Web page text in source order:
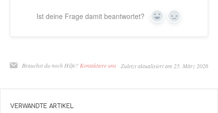
Ist deine Frage damit beantwortet? Ja Nein
Brauchst du noch Hilfe?Kontaktiere uns Zuletzt aktualisiert am 25. März 2026
VERWANDTE ARTIKEL